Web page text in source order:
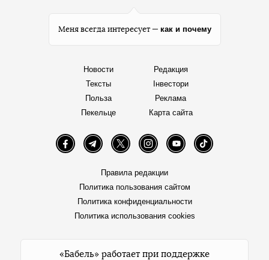
Меня всегда интересует — как и почему
Новости
Тексты
Польза
Пекельце
Редакция
Інвестори
Реклама
Карта сайта
FacebookTelegramTwitter InstagramYouTube TikTok
Правила редакции
Политика пользования сайтом
Политика конфиденциальности
Политика использования cookies
«Бабель» работает при поддержке